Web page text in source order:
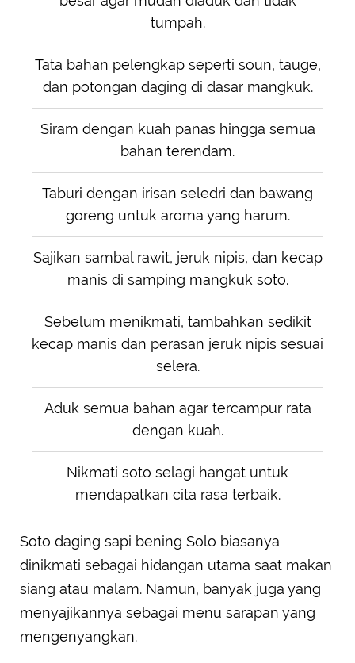
tumpah.
Tata bahan pelengkap seperti soun, tauge,
dan potongan daging di dasar mangkuk.
Siram dengan kuah panas hingga semua
bahan terendam.
Taburi dengan irisan seledri dan bawang
goreng untuk aroma yang harum.
Sajikan sambal rawit, jeruk nipis, dan kecap
manis di samping mangkuk soto.
Sebelum menikmati, tambahkan sedikit
kecap manis dan perasan jeruk nipis sesuai
selera.
Aduk semua bahan agar tercampur rata
dengan kuah.
Nikmati soto selagi hangat untuk
mendapatkan cita rasa terbaik.
Soto daging sapi bening Solo biasanya
dinikmati sebagai hidangan utama saat makan
siang atau malam. Namun, banyak juga yang
menyajikannya sebagai menu sarapan yang
mengenyangkan.